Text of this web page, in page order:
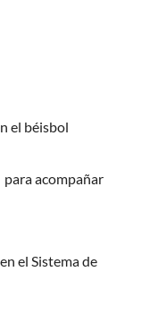
el béisbol
acompañar
el Sistema de